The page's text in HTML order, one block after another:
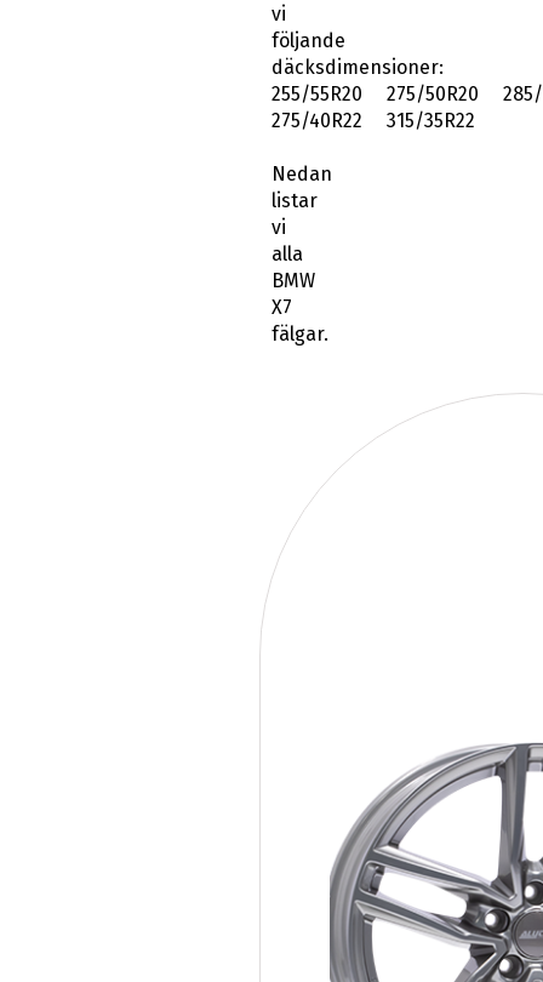
vi
följande
däcksdimensioner:
255/55R20 275/50R20 285/
275/40R22 315/35R22
Nedan
listar
vi
alla
BMW
X7
fälgar.